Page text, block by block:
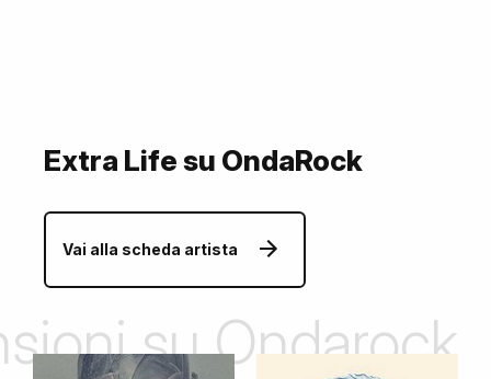
Extra Life su OndaRock
Vai alla scheda artista
su Ondarock